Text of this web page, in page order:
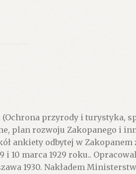
(Ochrona przyrody i turystyka,
plan rozwoju Zakopanego i
ankiety odbytej w
10 marca 1929 roku..
1930. Nakładem